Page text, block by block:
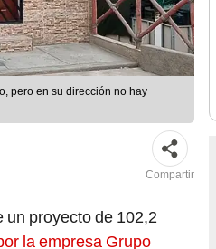
pero en su dirección no hay
Compartir
un proyecto de 102,2
la empresa Grupo